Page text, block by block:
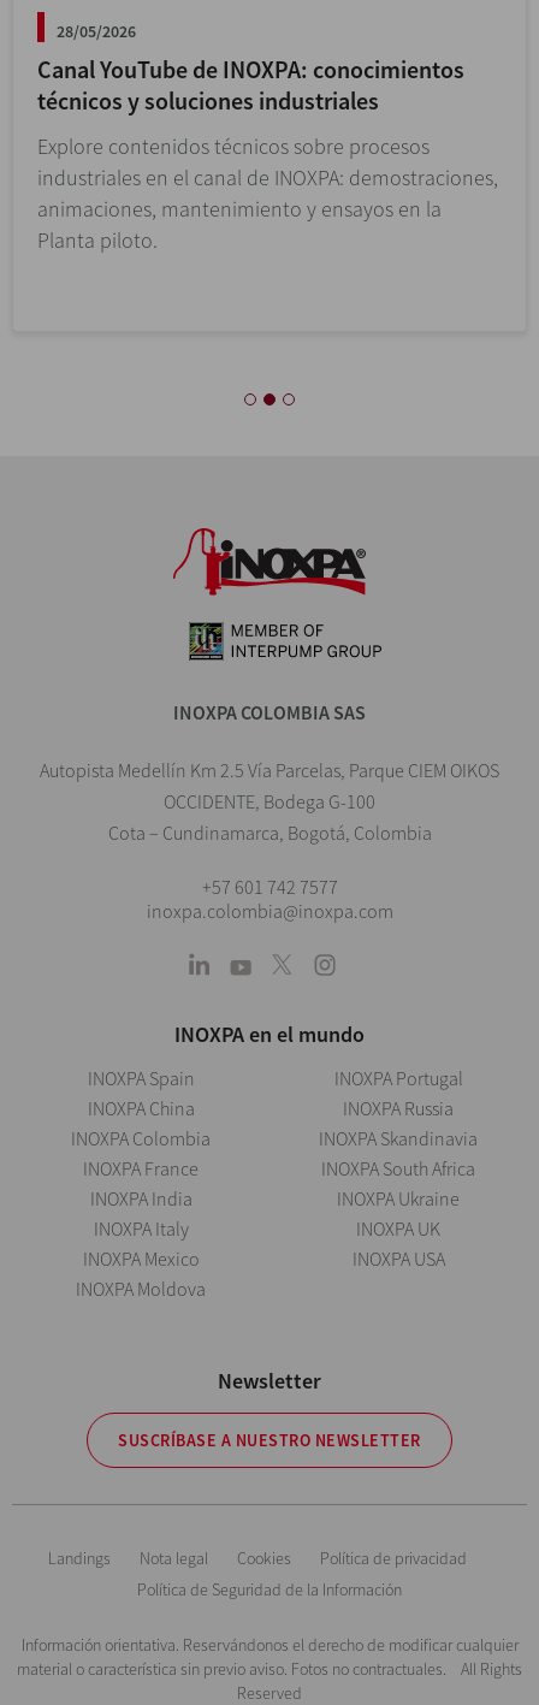
28/05/2026
Canal YouTube de INOXPA: conocimientos
técnicos y soluciones industriales
Explore contenidos técnicos sobre procesos
industriales en el canal de INOXPA: demostraciones,
animaciones, mantenimiento y ensayos en la
Planta piloto.
INOXPA COLOMBIA SAS
Autopista Medellín Km 2.5 Vía Parcelas, Parque CIEM OIKOS
OCCIDENTE, Bodega G-100
Cota – Cundinamarca, Bogotá, Colombia
+57 601 742 7577
inoxpa.colombia@inoxpa.com
INOXPA en el mundo
INOXPA Spain
INOXPA China
INOXPA Colombia
INOXPA France
INOXPA India
INOXPA Italy
INOXPA Mexico
INOXPA Moldova
INOXPA Portugal
INOXPA Russia
INOXPA Skandinavia
INOXPA South Africa
INOXPA Ukraine
INOXPA UK
INOXPA USA
Newsletter
SUSCRÍBASE A NUESTRO NEWSLETTER
Landings Nota legal Cookies
Política de privacidad
Política de Seguridad de la Información
Información orientativa. Reservándonos el derecho de modificar cualquier
material o característica sin previo aviso. Fotos no contractuales. All Rights
Reserved